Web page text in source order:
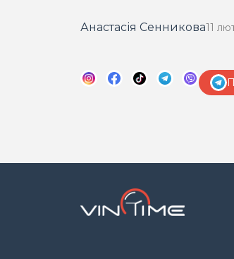
Анастасія Сенникова11